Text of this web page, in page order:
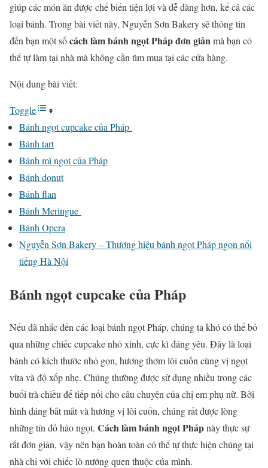
giúp các món ăn được chế biến tiện lợi và dễ dàng hơn, kể cả các
loại bánh. Trong bài viết này, Nguyễn Sơn Bakery sẽ thông tin
đến bạn một sốcách làm bánh ngọt Pháp đơn giảnmà bạn có
thể tự làm tại nhà mà không cần tìm mua tại các cửa hàng.
Nội dung bài viết:
Toggle
Bánh ngọt cupcake của Pháp
Bánh tart
Bánh mì ngọt của Pháp
Bánh donut
Bánh flan
Bánh Meringue
Bánh Opera
Nguyễn Sơn Bakery – Thương hiệu bánh ngọt Pháp ngon nổi
tiếng Hà Nội
Bánh ngọt cupcake của Pháp
Nếu đã nhắc đến các loại bánh ngọt Pháp, chúng ta khó có thể bỏ
qua những chiếc cupcake nhỏ xinh, cực kì đáng yêu. Đây là loại
bánh có kích thước nhỏ gọn, hương thơm lôi cuốn cùng vị ngọt
vừa và độ xốp nhẹ. Chúng thường được sử dụng nhiều trong các
buổi trà chiều để tiếp nối cho câu chuyện của chị em phụ nữ. Bởi
hình dáng bắt mắt và hương vị lôi cuốn, chúng rất được lòng
những tín đồ hảo ngọt. Cách làm bánh ngọt Phápnày thực sự
rất đơn giản, vậy nên bạn hoàn toàn có thể tự thực hiện chúng tại
nhà chỉ với chiếc lò nướng quen thuộc của mình.